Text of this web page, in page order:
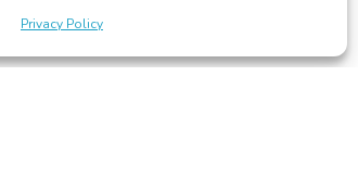
Privacy Policy